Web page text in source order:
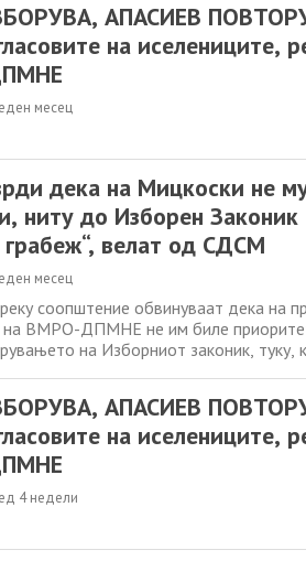
заедно со Левица
АПАСИЕВ
на иселениците,
месец
дека на Мицкоски не
ниту до Изборен
грабеж“, велат од СДСМ
месец
соопштение обвинуваат дека на
на ВМРО-ДПМНЕ не им биле
на Изборниот законик, туку,
договор со Левица и ДУИ, а
АПАСИЕВ
на иселениците,
4 недели